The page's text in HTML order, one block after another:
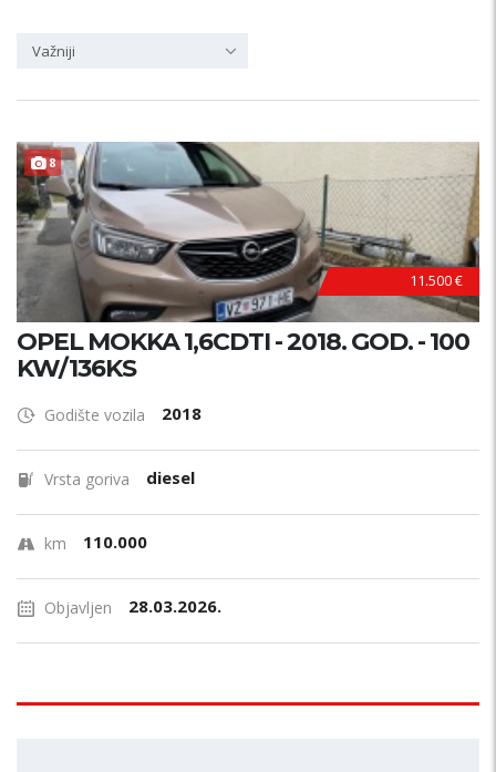
Važniji
8
11.500 €
OPEL MOKKA 1,6CDTI - 2018. GOD. - 100
KW/136KS
Godište vozila 2018
Vrsta goriva diesel
km 110.000
Objavljen 28.03.2026.